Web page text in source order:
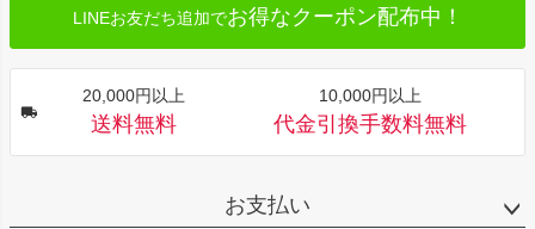
LINEお友だち追加でお得なクーポン配布中！
20,000円以上
送料無料
10,000円以上
代金引換手数料無料
お支払い